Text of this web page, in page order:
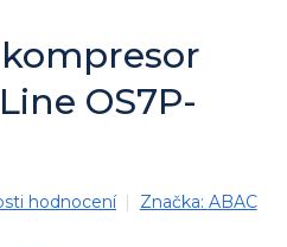
OS7P-
hodnocení Značka: ABAC